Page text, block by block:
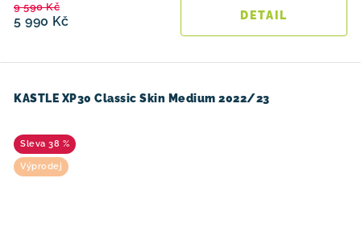
5 990 Kč
9 590 Kč
KASTLE XP30 Classic Skin Medium 2022/23
38 %
Výprodej